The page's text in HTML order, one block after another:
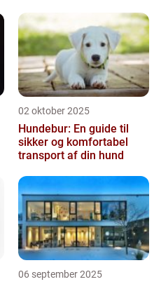
02 oktober 2025
Hundebur: En guide til
sikker og komfortabel
transport af din hund
06 september 2025